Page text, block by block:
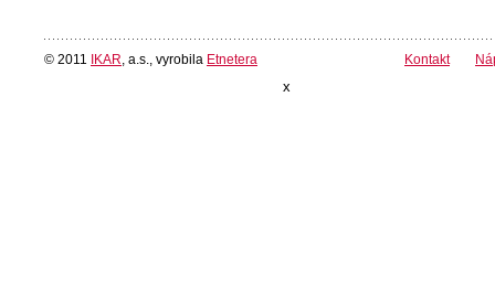
© 2011 IKAR , a.s., vyrobila Etnetera Kontakt
x